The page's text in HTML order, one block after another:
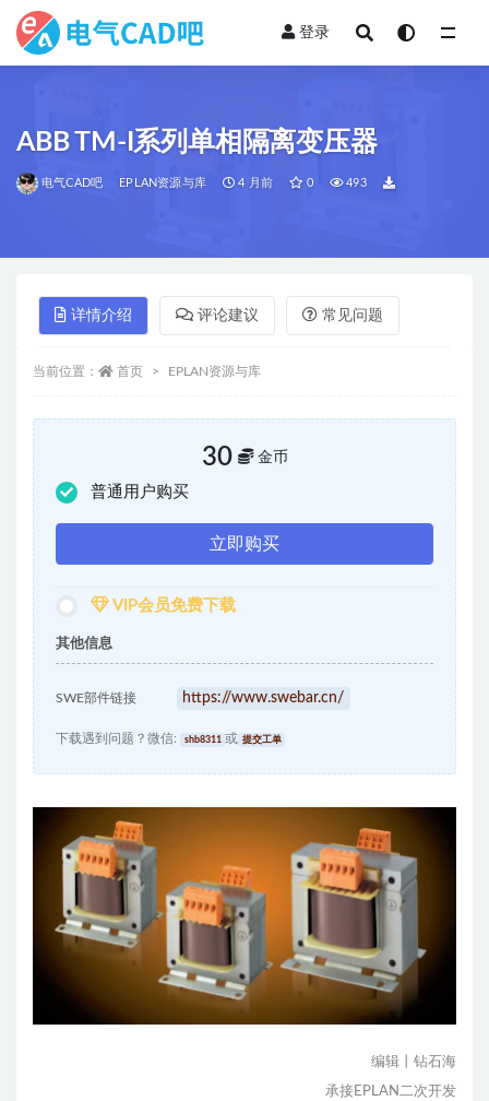
登录
ABB TM-I系列单相隔离变压器
电气CAD吧 EPLAN资源与库 4 月前 0 493
详情介绍 评论建议 常见问题
当前位置： 首页 EPLAN资源与库
30 金币
普通用户购买
立即购买
VIP会员免费下载
其他信息
SWE部件链接 https://www.swebar.cn/
下载遇到问题？微信: shb8311 或 提交工单
编辑丨钻石海
承接EPLAN二次开发